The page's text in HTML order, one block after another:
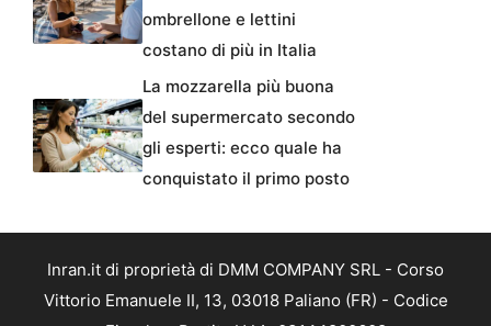
ombrellone e lettini
costano di più in Italia
La mozzarella più buona
del supermercato secondo
gli esperti: ecco quale ha
conquistato il primo posto
Inran.it di proprietà di DMM COMPANY SRL - Corso
Vittorio Emanuele II, 13, 03018 Paliano (FR) - Codice